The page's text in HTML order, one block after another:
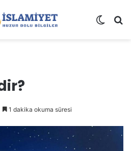
Dış
1 dakika okuma süresi